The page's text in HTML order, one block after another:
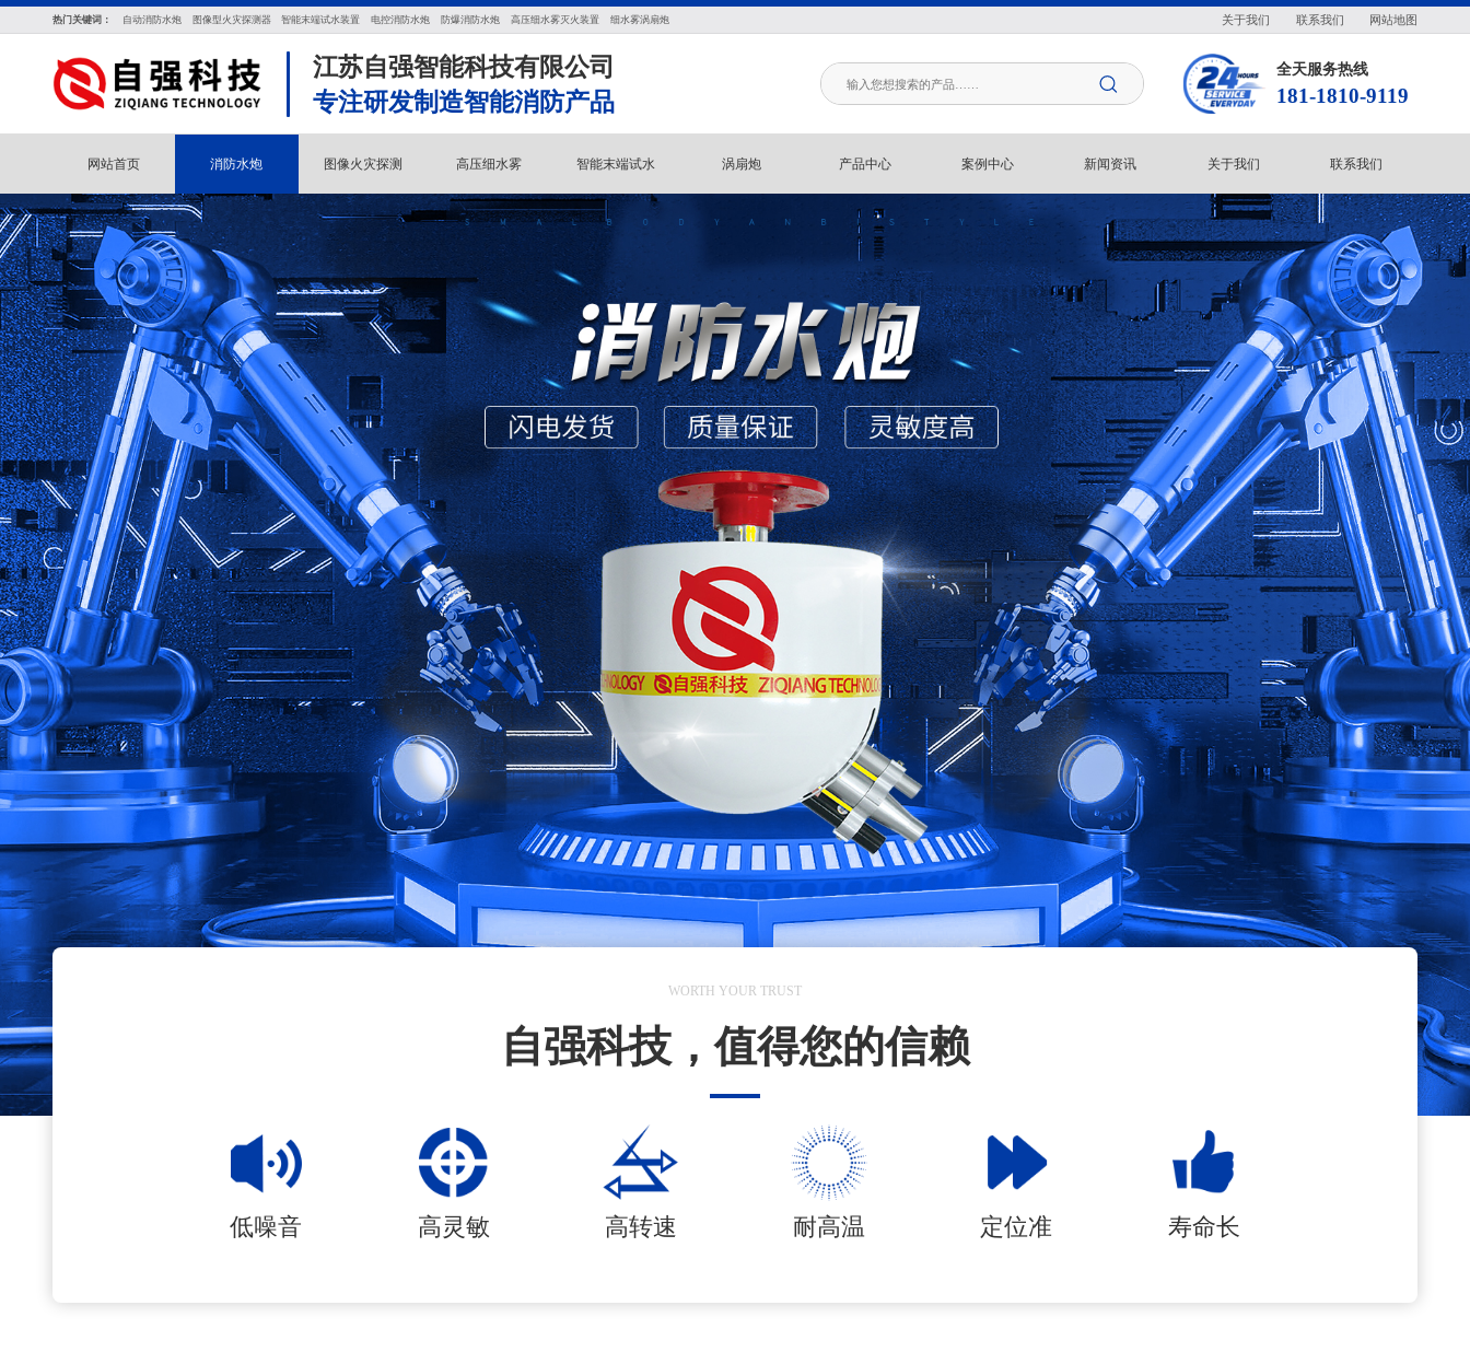
热门关键词： 自动消防水炮 图像型火灾探测器 智能末端试水装置 电控消防水炮 防爆消防水炮 高压细水雾灭火装置 细水雾涡扇炮 关于我们 联系我们 网站地图
江苏自强智能科技有限公司
专注研发制造智能消防产品
全天服务热线
181-1810-9119
网站首页 消防水炮 图像火灾探测 高压细水雾 智能末端试水 涡扇炮 产品中心 案例中心 新闻资讯 关于我们 联系我们
WORTH YOUR TRUST
自强科技，值得您的信赖
低噪音 高灵敏 高转速 耐高温 定位准 寿命长